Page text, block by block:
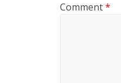
Comment*